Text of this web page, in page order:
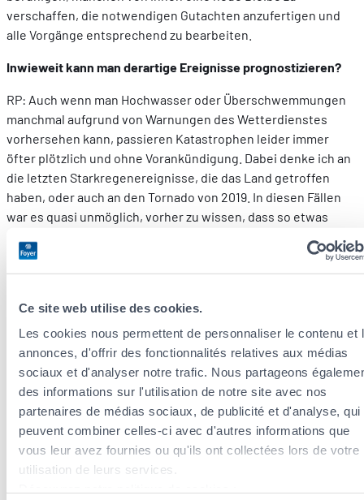
Ce site web utilise des cookies.
Les cookies nous permettent de personnaliser le contenu et
annonces, d'offrir des fonctionnalités relatives aux médias
sociaux et d'analyser notre trafic. Nous partageons
des informations sur l'utilisation de notre site avec nos
partenaires de médias sociaux, de publicité et d'analyse, qui
peuvent combiner celles-ci avec d'autres informations que
vous leur avez fournies ou qu'ils ont collectées lors de votre
utilisation de leurs services.
verschaffen, die notwendigen Gutachten anzufertigen und
alle Vorgänge entsprechend zu bearbeiten.
Inwieweit kann man derartige Ereignisse prognostizieren?
RP: Auch wenn man Hochwasser oder Überschwemmungen
manchmal aufgrund von Warnungen des Wetterdienstes
vorhersehen kann, passieren Katastrophen leider immer
öfter plötzlich und ohne Vorankündigung. Dabei denke ich an
die letzten Starkregenereignisse, die das Land getroffen
haben, oder auch an den Tornado von 2019. In diesen Fällen
war es quasi unmöglich, vorher zu wissen, dass so etwas
Vorbeugung ist.
Zeit haben immer mehr Menschen eine
Überschwemmungsversicherung abgeschlossen. Das ist ein
hervorragender Reflex, den über 80 % unserer Kunden
hatten, wofür ich ihnen danke. Neben dem Abschluss einer
Versicherung können bestimmte Präventionsmaßnahmen
sehr nützlich sein. Ich denke dabei z. B. daran, wichtige
Unterlagen an einem sicheren Ort zu bringen, oder auch an
den Einbau von Vorrichtungen, die das Zurückströmen von
Wasser verhindern.
Welche Lehren kann man daraus für die Zukunft ziehen?